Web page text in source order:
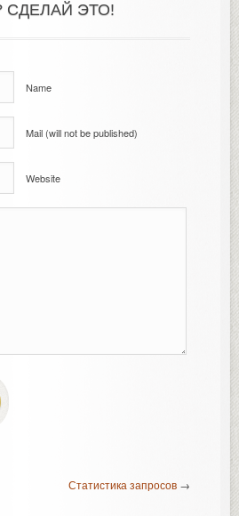
СДЕЛАЙ ЭТО!
Name
Mail (will not be published)
Website
Статистика запросов →